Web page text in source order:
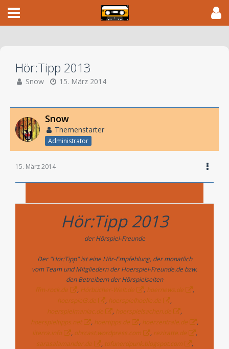
Hör:Tipp 2013
Snow 15. März 2014
Snow
Themenstarter
Administrator
15. März 2014
Hör:Tipp 2013
der Hörspiel-Freunde
Der "Hör:Tipp" ist eine Hör-Empfehlung, der monatlich
vom Team und Mitgliedern der Hoerspiel-Freunde.de bzw.
den Betreibern der Hörspielseiten
ffm-rock.de
, Hörbücher-Welt.de , hoernews.de
,
hoerspiel3.de
, hoerspielhoelle.de
,
hoerspielmaniac.de
, hoerspielsachen.de
,
hoerspieltipps.net
, hoertipps.de , hoerzentrale.de
,
literra.info
, ohrcast.wordpress.com , reziratte.de
,
sarasalamander.de
, tofunerdpunk.blogspot.com
,